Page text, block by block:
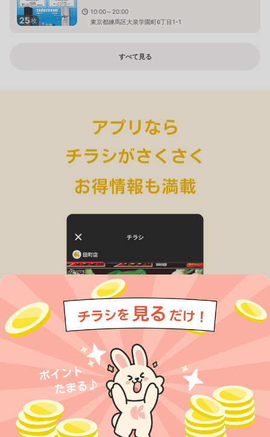
25枚
10:00～20:00
東京都練馬区大泉学園町6丁目1-1
すべて見る